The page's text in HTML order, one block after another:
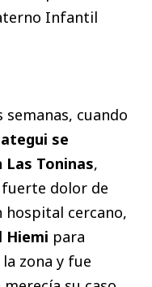
Infantil
semanas, cuando
se
Toninas,
fuerte dolor de
hospital cercano,
Hiemi para
zona y fue